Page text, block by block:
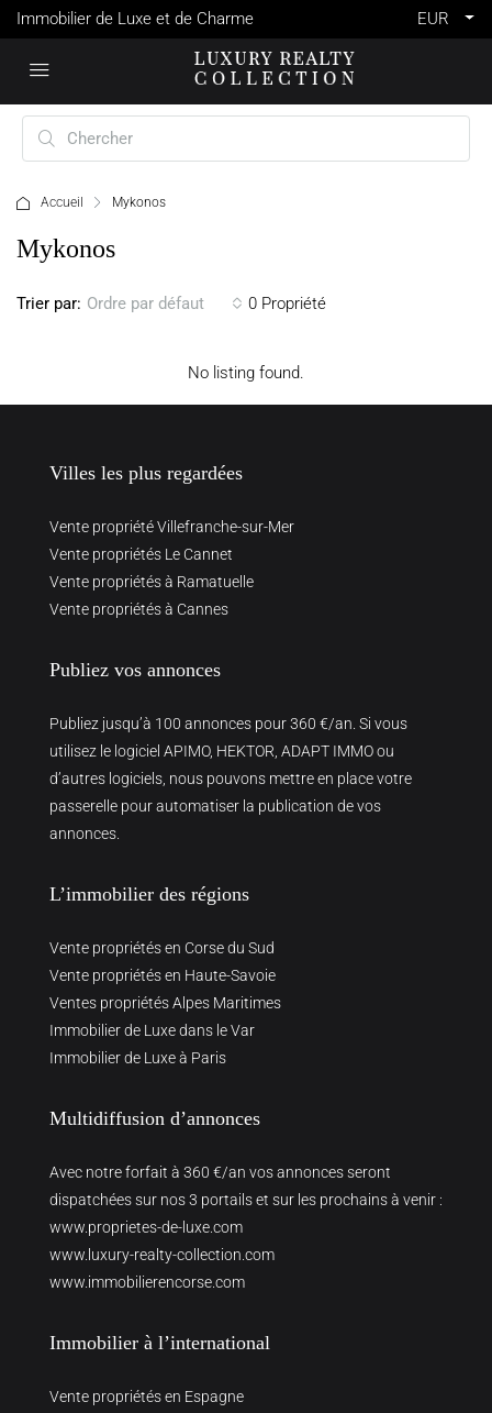
Immobilier de Luxe et de Charme EUR
Accueil Mykonos
Mykonos
0 Propriété
Trier par: Ordre par défaut
No listing found.
Villes les plus regardées
Vente propriété Villefranche-sur-Mer
Vente propriétés Le Cannet
Vente propriétés à Ramatuelle
Vente propriétés à Cannes
Publiez vos annonces
Publiez jusqu’à 100 annonces pour 360 €/an. Si vous
utilisez le logiciel APIMO, HEKTOR, ADAPT IMMO ou
d’autres logiciels, nous pouvons mettre en place votre
passerelle pour automatiser la publication de vos
annonces.
L’immobilier des régions
Vente propriétés en Corse du Sud
Vente propriétés en Haute-Savoie
Ventes propriétés Alpes Maritimes
Immobilier de Luxe dans le Var
Immobilier de Luxe à Paris
Multidiffusion d’annonces
Avec notre forfait à 360 €/an vos annonces seront
dispatchées sur nos 3 portails et sur les prochains à venir :
www.proprietes-de-luxe.com
www.luxury-realty-collection.com
www.immobilierencorse.com
Immobilier à l’international
Vente propriétés en Espagne